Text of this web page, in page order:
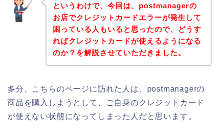
というわけで、今回は、postmanagerの
お店でクレジットカードエラーが発生して
困っている人もいると思ったので、どうす
ればクレジットカードが使えるようになる
のか？を解説させていただきました。
多分、こちらのページに訪れた人は、postmanagerの
商品を購入しようとして、ご自身のクレジットカード
が使えない状態になってしまった人だと思います。